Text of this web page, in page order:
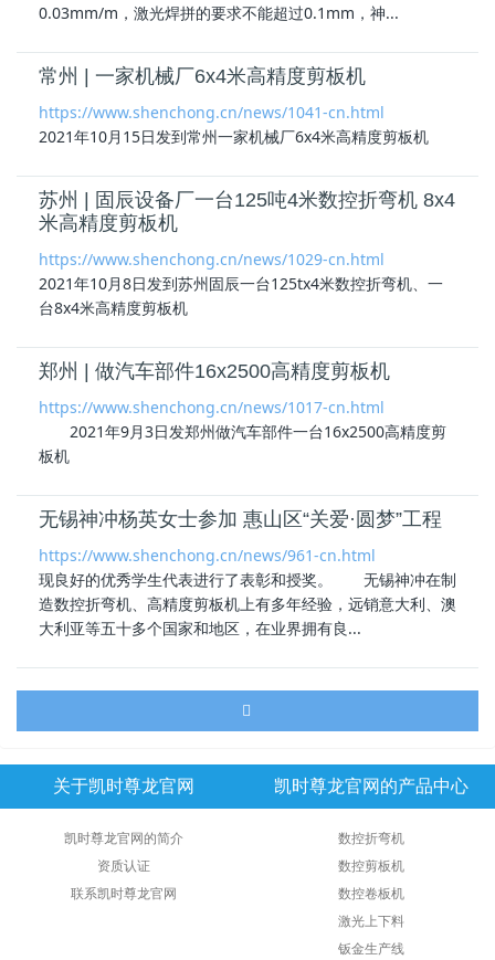
0.03mm/m，激光焊拼的要求不能超过0.1mm，神...
常州 | 一家机械厂6x4米高精度剪板机
https://www.shenchong.cn/news/1041-cn.html
2021年10月15日发到常州一家机械厂6x4米高精度剪板机
苏州 | 固辰设备厂一台125吨4米数控折弯机 8x4
米高精度剪板机
https://www.shenchong.cn/news/1029-cn.html
2021年10月8日发到苏州固辰一台125tx4米数控折弯机、一
台8x4米高精度剪板机
郑州 | 做汽车部件16x2500高精度剪板机
https://www.shenchong.cn/news/1017-cn.html
2021年9月3日发郑州做汽车部件一台16x2500高精度剪
板机
无锡神冲杨英女士参加 惠山区“关爱·圆梦”工程
https://www.shenchong.cn/news/961-cn.html
现良好的优秀学生代表进行了表彰和授奖。 无锡神冲在制
造数控折弯机、 高精度剪板机 上有多年经验，远销意大利、澳
大利亚等五十多个国家和地区，在业界拥有良...
关于凯时尊龙官网
凯时尊龙官网的简介
资质认证
联系凯时尊龙官网
凯时尊龙官网的产品中心
数控折弯机
数控剪板机
数控卷板机
激光上下料
钣金生产线